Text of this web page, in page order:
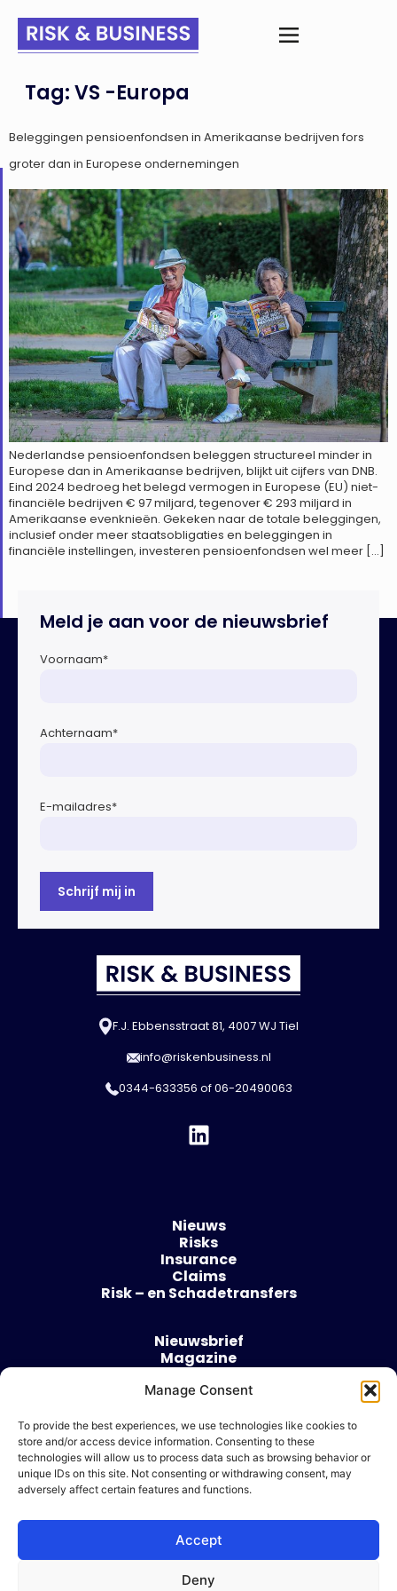
Manage Consent
To provide the best experiences, we use technologies like cookies to
store and/or access device information. Consenting to these
technologies will allow us to process data such as browsing behavior or
unique IDs on this site. Not consenting or withdrawing consent, may
adversely affect certain features and functions.
Accept
Deny
Tag:VS -Europa
Beleggingen pensioenfondsen in Amerikaanse bedrijven fors
groter dan in Europese ondernemingen
Nederlandse pensioenfondsen beleggen structureel minder in
Europese dan in Amerikaanse bedrijven, blijkt uit cijfers van DNB.
Eind 2024 bedroeg het belegd vermogen in Europese (EU) niet-
financiële bedrijven € 97 miljard, tegenover € 293 miljard in
Amerikaanse evenknieën. Gekeken naar de totale beleggingen,
inclusief onder meer staatsobligaties en beleggingen in
financiële instellingen, investeren pensioenfondsen wel meer […]
Meld je aan voor de nieuwsbrief
Voornaam*
Achternaam*
E-mailadres*
F.J. Ebbensstraat 81, 4007 WJ Tiel
info@riskenbusiness.nl
0344-633356 of06-20490063
Nieuws
Risks
Insurance
Claims
Risk – en Schadetransfers
Nieuwsbrief
Magazine
Over
Algemene voorwaarden
Cookie beleid
Ik wil adverteren